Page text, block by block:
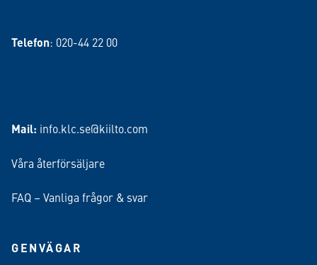
Telefon: 020-44 22 00
Mail: info.klc.se@kiilto.com
Våra återförsäljare
FAQ – Vanliga frågor & svar
GENVÄGAR